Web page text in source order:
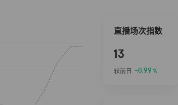
直播场次指数
13
较前日 -0.99 %